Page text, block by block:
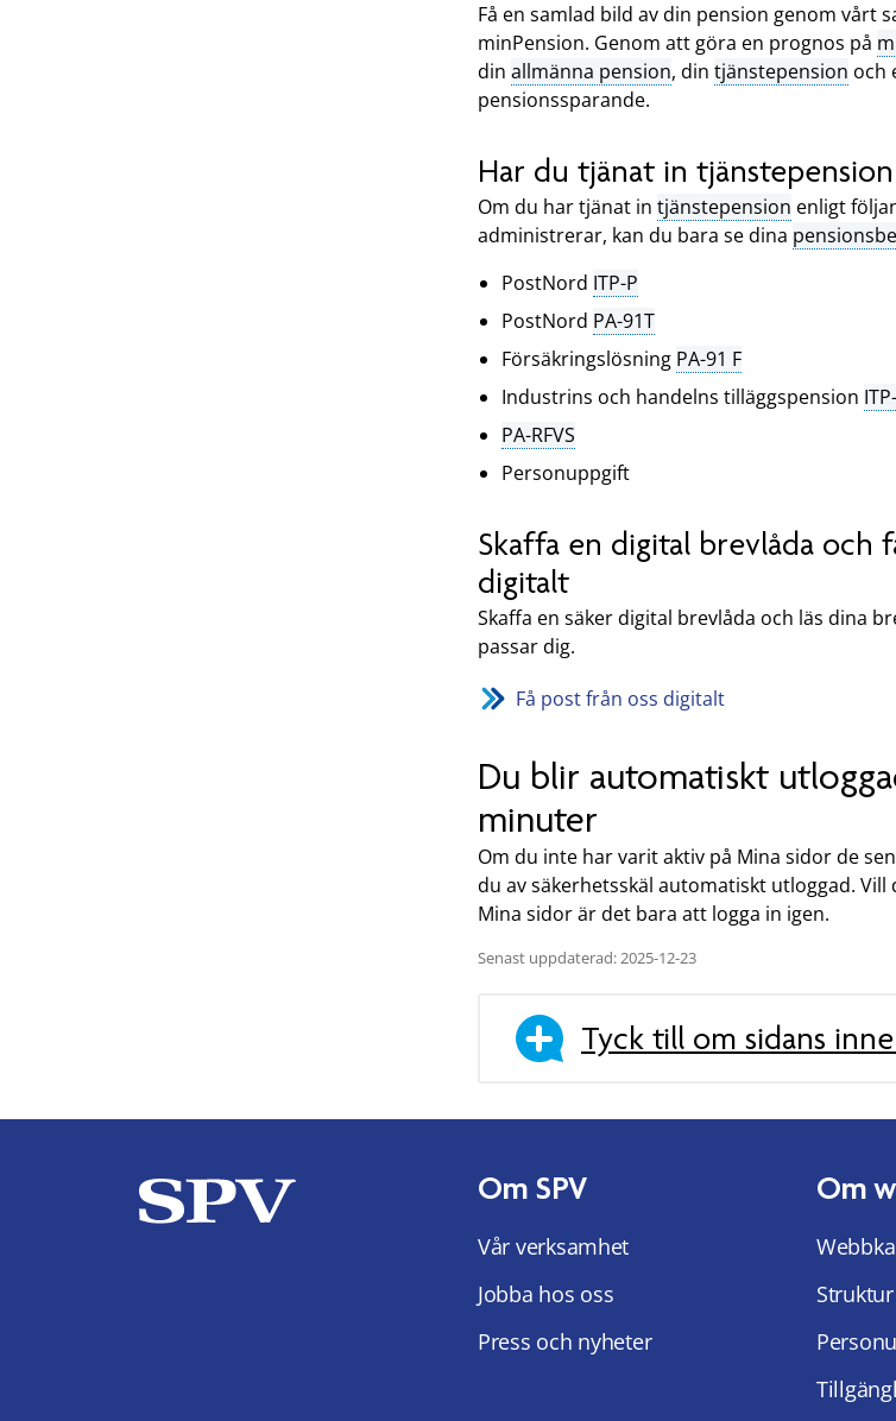
Få en samlad bild av din pension genom vårt
minPension. Genom att göra en prognos på
din allmänna pension, din tjänstepension och
pensionssparande.
Har du tjänat in
Om du har tjänat in tjänstepension enligt
administrerar, kan du bara se dina
PostNord ITP-P
PostNord PA-91T
Försäkringslösning PA-91 F
Industrins och handelns tilläggspension
PA-RFVS
Personuppgift
Skaffa en digital brevlåda och
digitalt
Skaffa en säker digital brevlåda och läs dina
passar dig.
Få post från oss digitalt
Du blir automatiskt
minuter
Om du inte har varit aktiv på Mina sidor de
du av säkerhetsskäl automatiskt utloggad.
Mina sidor är det bara att logga in igen.
Senast uppdaterad: 2025-12-23
Tyck till om sidans
Om SPV
Vår verksamhet
Jobba hos oss
Press och nyheter
Om